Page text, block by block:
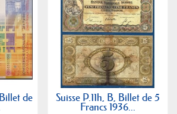
de Suisse P.11h, B, Billet de 5
Francs 1936...